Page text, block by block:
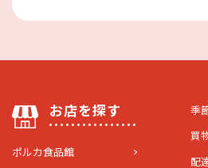
お店を探す
ポルカ食品館
季
買
配